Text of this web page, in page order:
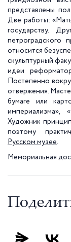
представлены
Две работы:
государству.
петроградского
относится
скульптурный
идеи
Постепенно
отвержения.
бумаге или
империализма»,
Художник
поэтому
Русском музее.
Мемориальная